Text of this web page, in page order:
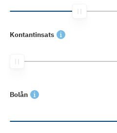
Kontantinsats
Bolån